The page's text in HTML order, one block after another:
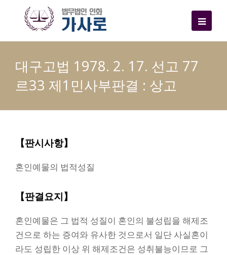
대구고법 1978. 2. 17. 선고 77
르33 제1민사부판결 : 상고
【판시사항】
혼인예물의 법적성질
【판결요지】
혼인예물은 그 법적 성질이 혼인의 불성립을 해제조
건으로 하는 증여와 유사한 것으로서 일단 사실혼이
라도 성립한 이상 위 해제조건은 성취불능이므로 그